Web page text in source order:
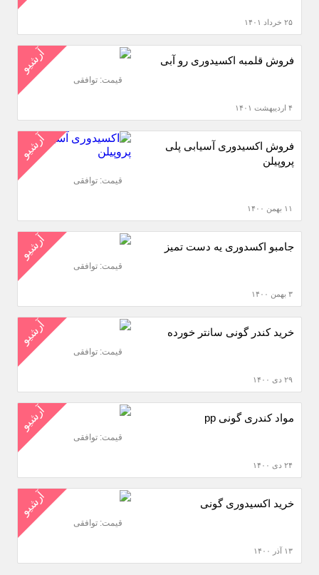
۲۵ خرداد ۱۴۰۱
آرشیو فروش قلمبه اکسیدوری رو آبی
۴ اردیبهشت ۱۴۰۱
قیمت: توافقی
آرشیو
فروش اکسیدوری آسیابی پلی
پروپیلن
۱۱ بهمن ۱۴۰۰
قیمت: توافقی
آرشیو جامبو اکسدوری یه دست تمیز
۳ بهمن ۱۴۰۰
قیمت: توافقی
آرشیو خرید کندر گونی سانتر خورده
۲۹ دی ۱۴۰۰
قیمت: توافقی
آرشیو مواد کندری گونی pp
۲۴ دی ۱۴۰۰
قیمت: توافقی
آرشیو خرید اکسیدوری گونی
۱۳ آذر ۱۴۰۰
قیمت: توافقی